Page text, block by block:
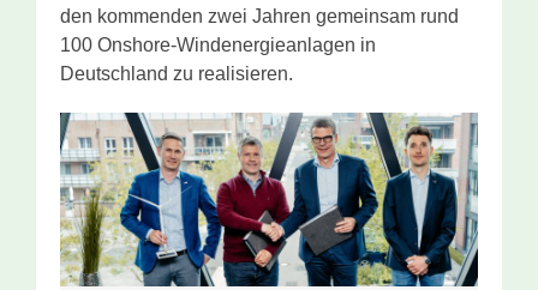
den kommenden zwei Jahren gemeinsam rund
100 Onshore-Windenergieanlagen in
Deutschland zu realisieren.